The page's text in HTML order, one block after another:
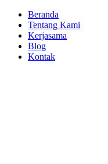
Beranda
Tentang Kami
Kerjasama
Blog
Kontak